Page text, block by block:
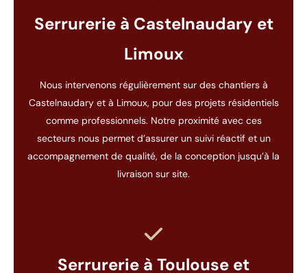
Serrurerie à Castelnaudary et
Limoux
Nous intervenons régulièrement sur des chantiers à
Castelnaudary et à Limoux, pour des projets résidentiels
comme professionnels. Notre proximité avec ces
secteurs nous permet d’assurer un suivi réactif et un
accompagnement de qualité, de la conception jusqu’à la
livraison sur site.
Serrurerie à Toulouse et